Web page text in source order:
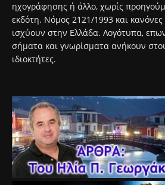
ηχογράφησης ή άλλο, χωρίς
εκδότη. Νόμος 2121/1993 και κανόνες
ισχύουν στην Ελλάδα. Λογότυπα,
σήματα και γνωρίσματα ανήκουν
ιδιοκτήτες.